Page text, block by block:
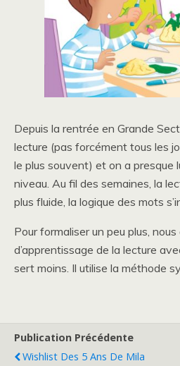
Depuis la rentrée en Grande
lecture (pas forcément tous les
le plus souvent) et on a presque
niveau. Au fil des semaines, la
plus fluide, la logique des mots
Pour formaliser un peu plus,
d’apprentissage de la lecture
sert moins. Il utilise la méthode
Publication Précédente
Wishlist Des 5 Ans De Mila